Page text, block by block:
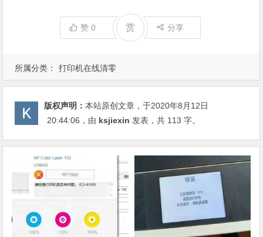
所属分类： 打印机在线清零
赞0 赏 分享
版权声明：本站原创文章，于2020年8月12日
20:44:06 ，由 ksjiexin 发表，共 113 字。